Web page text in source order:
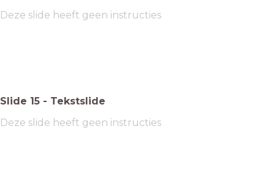
Deze slide heeft geen instructies
Slide 15 - Tekstslide
Deze slide heeft geen instructies